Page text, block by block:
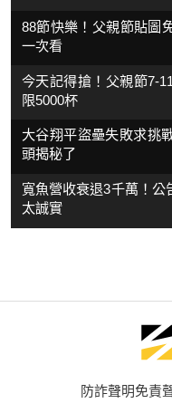
88節快樂！父親節貼圖
一次看
今天記得搶！父親節7-
限5000杯
大谷翔平盜壘失敗求挑
頭揭秘了
寬魚營收衰退3千萬！公
太誠實
防詐聲明免責